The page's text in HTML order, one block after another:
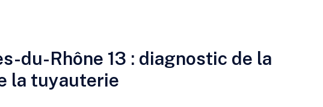
du-Rhône 13 : diagnostic de la
la tuyauterie